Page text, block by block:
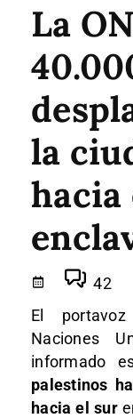
La
la
hacia
42
El
Naciones
informado
palestinos
hacia el sur